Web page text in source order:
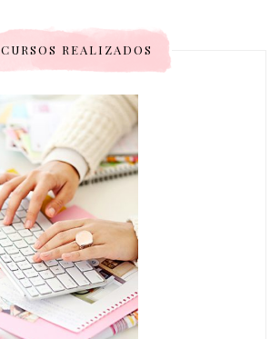
CURSOS REALIZADOS